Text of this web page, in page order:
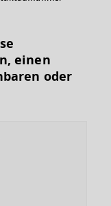
einen
oder